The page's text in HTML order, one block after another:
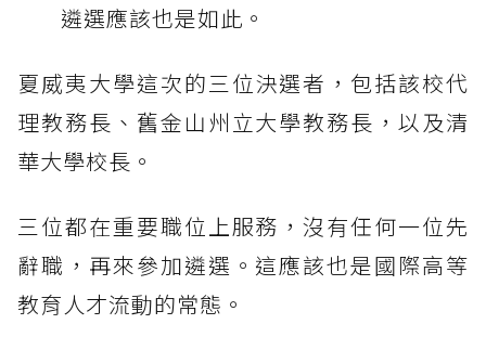
遴選應該也是如此。
夏威夷大學這次的三位決選者，包括該校代
理教務長、舊金山州立大學教務長，以及清
華大學校長。
三位都在重要職位上服務，沒有任何一位先
辭職，再來參加遴選。這應該也是國際高等
教育人才流動的常態。